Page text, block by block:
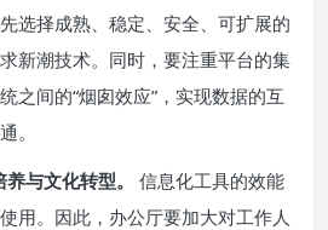
选择成熟、稳定、安全、可扩展的
新潮技术。同时，要注重平台的集
之间的“烟囱效应”，实现数据的互
。
与文化转型。
信息化工具的效能
用。因此，办公厅要加大对工作人